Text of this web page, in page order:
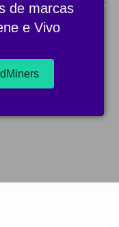
de marcas
e Vivo
Apaixonada por
do